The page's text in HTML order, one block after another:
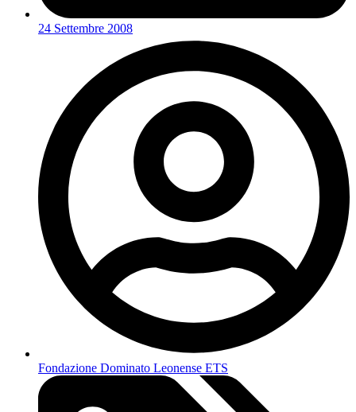
24 Settembre 2008
Fondazione Dominato Leonense ETS